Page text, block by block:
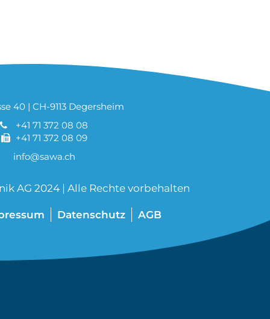
40 | CH-9113 Degersheim
+41 71 372 08 08
+41 71 372 08 09
info@sawa.ch
AG 2024 | Alle Rechte vorbehalten
Datenschutz AGB